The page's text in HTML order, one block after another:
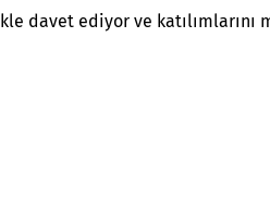
davet ediyor ve katılımlarını